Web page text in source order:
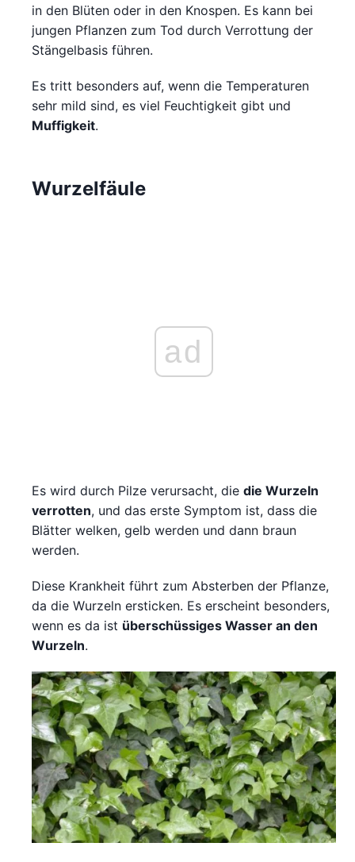
in den Blüten oder in den Knospen. Es kann bei
jungen Pflanzen zum Tod durch Verrottung der
Stängelbasis führen.
Es tritt besonders auf, wenn die Temperaturen
sehr mild sind, es viel Feuchtigkeit gibt und
Muffigkeit.
Wurzelfäule
ad
Es wird durch Pilze verursacht, die die Wurzeln
verrotten, und das erste Symptom ist, dass die
Blätter welken, gelb werden und dann braun
werden.
Diese Krankheit führt zum Absterben der Pflanze,
da die Wurzeln ersticken. Es erscheint besonders,
wenn es da ist überschüssiges Wasser an den
Wurzeln.